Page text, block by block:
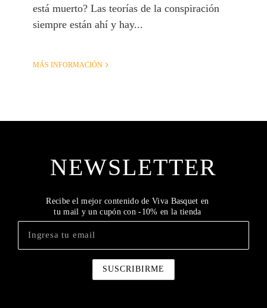
está muerto? Las teorías de la conspiración
siempre están ahí y hay...
MÁS INFORMACIÓN
NEWSLETTER
Recibe el mejor contenido de Viva Basquet en
tu mail y un cupón con -10% en la tienda